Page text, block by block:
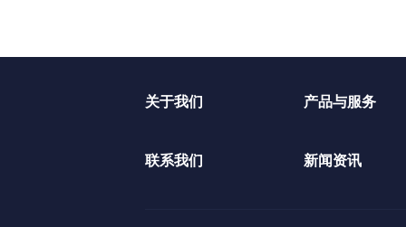
关于我们 产品与服务
联系我们 新闻资讯